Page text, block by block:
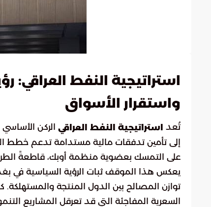
استراتيجية النفط العراقي:
واستقرار الأسواق
تُعد استراتيجية النفط العراقي الركن
إلى تأمين تدفقات مالية مستدامة تدعم خطط
على التمسك بعضوية منظمة أوبك، قاطعةً
يعكس هذا الموقف ثبات الرؤية السياسية في
توازن المصالح بين الدول المنتجة
السعرية المفاجئة التي قد تعرقل المشاريع